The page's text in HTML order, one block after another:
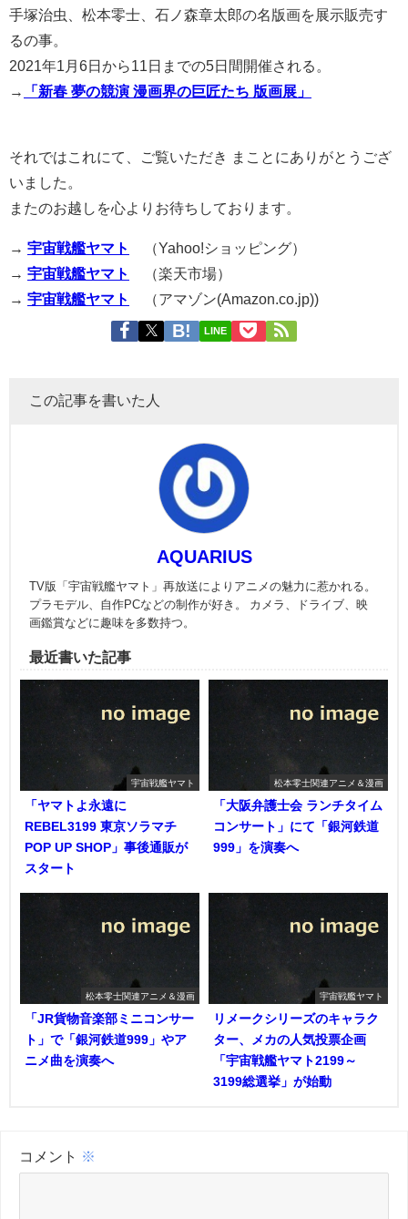
手塚治虫、松本零士、石ノ森章太郎の名版画を展示販売す
るの事。
2021年1月6日から11日までの5日間開催される。
→
「新春 夢の競演 漫画界の巨匠たち 版画展」
それではこれにて、ご覧いただき まことにありがとうござ
いました。
またのお越しを心よりお待ちしております。
→ 宇宙戦艦ヤマト
（Yahoo!ショッピング）
→ 宇宙戦艦ヤマト
（楽天市場）
→ 宇宙戦艦ヤマト （アマゾン(Amazon.co.jp))
LINE
この記事を書いた人
AQUARIUS
TV版「宇宙戦艦ヤマト」再放送によりアニメの魅力に惹かれる。
プラモデル、自作PCなどの制作が好き。 カメラ、ドライブ、映
画鑑賞などに趣味を多数持つ。
最近書いた記事
宇宙戦艦ヤマト
「ヤマトよ永遠に
REBEL3199 東京ソラマチ
POP UP SHOP」事後通販が
スタート
松本零士関連アニメ＆漫画
「大阪弁護士会 ランチタイム
コンサート」にて「銀河鉄道
999」を演奏へ
松本零士関連アニメ＆漫画
「JR貨物音楽部ミニコンサー
ト」で「銀河鉄道999」やア
ニメ曲を演奏へ
宇宙戦艦ヤマト
リメークシリーズのキャラク
ター、メカの人気投票企画
「宇宙戦艦ヤマト2199～
3199総選挙」が始動
コメント ※